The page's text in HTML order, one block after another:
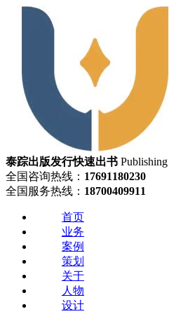
泰踪出版发行快速出书
全国咨询热线： 17691180230
全国服务热线： 18700409911
首页
业务
案例
策划
关于
人物
设计